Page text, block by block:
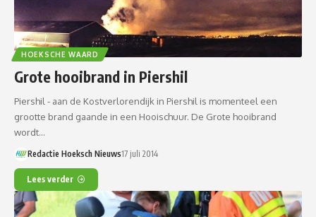
HOEKSCHE WAARD
Grote hooibrand in Piershil
Piershil - aan de Kostverlorendijk in Piershil is momenteel een
grootte brand gaande in een Hooischuur. De Grote hooibrand
wordt…
Redactie Hoeksch Nieuws17 juli 2014
Lees verder